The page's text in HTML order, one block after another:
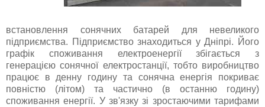
встановлення сонячних батарей для невеликого
підприємства. Підприємство знаходиться у Дніпрі. Його
графік споживання електроенергії збігається з
генерацією сонячної електростанції, тобто виробництво
працює в денну годину та сонячна енергія покриває
повністю (літом) та частично (в останню годину)
споживання енергії. У зв'язку зі зростаючими тарифами